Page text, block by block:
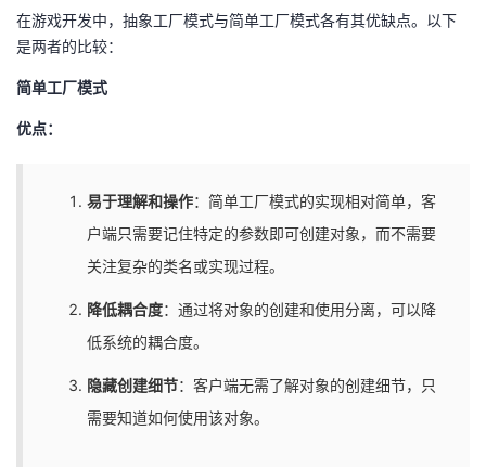
在游戏开发中，抽象工厂模式与简单工厂模式各有其优缺点。以下
是两者的比较：
简单工厂模式
优点：
易于理解和操作：简单工厂模式的实现相对简单，客
户端只需要记住特定的参数即可创建对象，而不需要
关注复杂的类名或实现过程。
降低耦合度：通过将对象的创建和使用分离，可以降
低系统的耦合度。
隐藏创建细节：客户端无需了解对象的创建细节，只
需要知道如何使用该对象。